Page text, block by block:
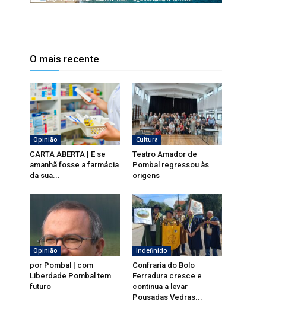
O mais recente
Opinião
CARTA ABERTA | E se
amanhã fosse a farmácia
da sua...
Cultura
Teatro Amador de
Pombal regressou às
origens
Opinião
por Pombal | com
Liberdade Pombal tem
futuro
Indefinido
Confraria do Bolo
Ferradura cresce e
continua a levar
Pousadas Vedras...